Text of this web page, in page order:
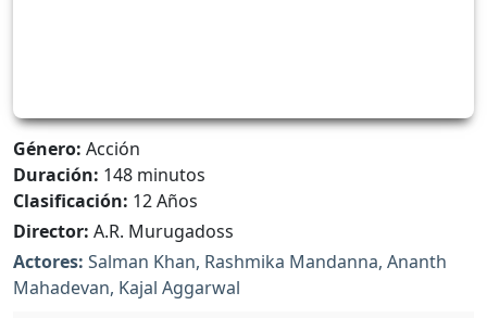
Género: Acción
Duración: 148 minutos
Clasificación: 12 Años
Director: A.R. Murugadoss
Actores: Salman Khan, Rashmika Mandanna, Ananth
Mahadevan, Kajal Aggarwal